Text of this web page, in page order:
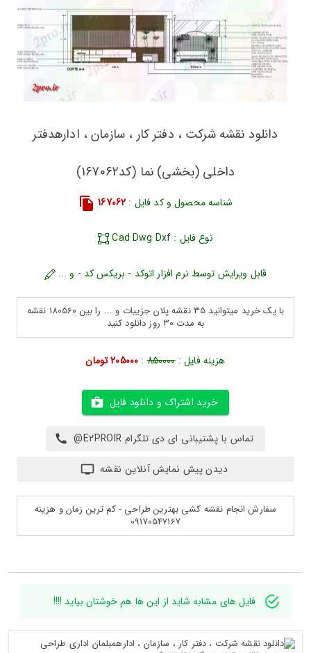
دانلود نقشه شرکت ، دفتر کار ، سازمان ، ادارهدفتر
داخلی (بخشی) نما (کد167062)
شناسه محصول و کد فایل : 167062
نوع فایل : Cad Dwg Dxf
قابل ویرایش توسط نرم افزار اتوکد - بریکس کد - و ...
با یک خرید میتوانید 35 نقشه پلان جزییات و ... را بین 180560 نقشه
به مدت 30 روز دانلود کنید
هزینه فایل :850000
: 205000 تومان
خرید اشتراک و دانلود فایل
تماس با پشتیبانی ای دی تلگرام E2PROIR@
دیدن پیش نمایش آنلاین نقشه
سفارش انجام نقشه کشی بهترین طراحی - کم ترین زمان و هزینه
09170547167
فایل های مشابه شاید از این ها هم خوشتان بیاید !!!!